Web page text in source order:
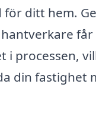
ditt hem.
får
i processen,
din fastighet